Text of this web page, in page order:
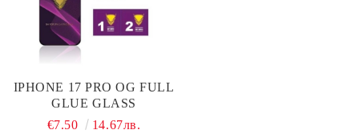
IPHONE 17 PRO OG FULL
GLUE GLASS
€7.50
14.67лв.